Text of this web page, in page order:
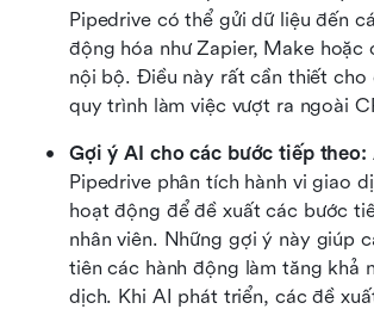
Pipedrive có thể gửi dữ liệu đến
động hóa như Zapier, Make hoặc
nội bộ. Điều này rất cần thiết cho
quy trình làm việc vượt ra ngoài
Gợi ý AI cho các bước tiếp theo:
Pipedrive phân tích hành vi giao
hoạt động để đề xuất các bước
nhân viên. Những gợi ý này giúp
tiên các hành động làm tăng khả
dịch. Khi AI phát triển, các đề